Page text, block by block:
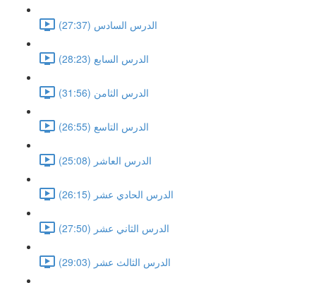
الدرس السادس (27:37)
الدرس السابع (28:23)
الدرس الثامن (31:56)
الدرس التاسع (26:55)
الدرس العاشر (25:08)
الدرس الحادي عشر (26:15)
الدرس الثاني عشر (27:50)
الدرس الثالث عشر (29:03)